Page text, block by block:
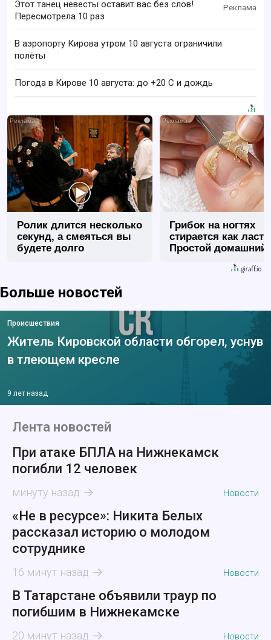
Этот танец невесты оставит вас без слов!
Пересмотрела 10 раз
В аэропорту Кирова утром 10 августа ограничили
полёты
Погода в Кирове 10 августа: до +20 C и дождь
i
Ролик длится несколько
секунд, а смеяться вы
будете долго
Грибок на ногтях
стирается как
Простой домашний
Больше новостей
Происшествия
Житель Кировской области обгорел, уснув
в тлеющем кресле
9 лет назад
Лента новостей
При атаке БПЛА на Нижнекамск
погибли 12 человек
минуту назад Новости
«Не в ресурсе»: Никита Белых
рассказал историю о молодом
сотруднике
16 минут назад Новости
В Татарстане объявили траур по
погибшим в Нижнекамске
20 минут назад Новости